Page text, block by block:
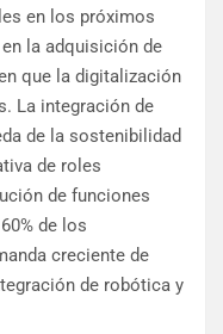
en los próximos
la adquisición de
que la digitalización
La integración de
de la sostenibilidad
de roles
de funciones
de los
creciente de
de robótica y